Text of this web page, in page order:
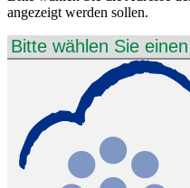
angezeigt werden sollen.